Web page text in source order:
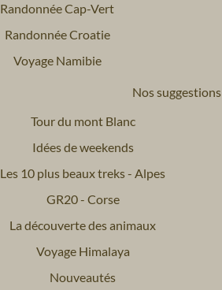
Randonnée Cap-Vert
Randonnée Croatie
Voyage Namibie
Nos suggestions
Tour du mont Blanc
Idées de weekends
Les 10 plus beaux treks - Alpes
GR20 - Corse
La découverte des animaux
Voyage Himalaya
Nouveautés